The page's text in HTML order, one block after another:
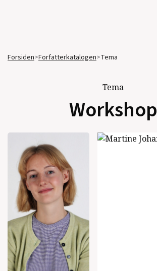
Forsiden>Forfatterkatalogen>Tema
Tema
Workshop